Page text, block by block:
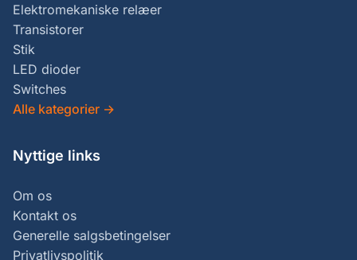
Elektromekaniske relæer
Transistorer
Stik
LED dioder
Switches
Alle kategorier →
Nyttige links
Om os
Kontakt os
Generelle salgsbetingelser
Privatlivspolitik